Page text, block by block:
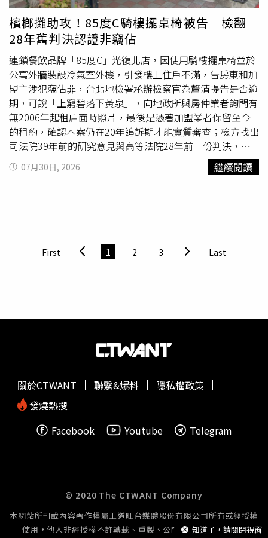
且重訊只揭露決議處分股數，資訊明顯不足，違反申報規
定。去年5月，已卸任泰山董座的詹姓男子因涉嫌炒股、掏
空，遭北檢搜索約談，複訊後800萬元交保；去年9月，智
慧財產法院判決泰山企業出售全家股份的董事會決議無效。
北檢今日偵辦全家股權處分涉及違反證券交易法的部分，指
揮台北市調查處兵分17路搜索，帶回泰山公司詹姓前董事
長、劉姓董事長以及證券開戶人共11名被告，另有4名證
人，預計晚間移送複訊釐清案情。
檳榔攤助攻！85度C騎樓擺桌椅被告 檢翻
28年舊判決認證非竊佔
連鎖餐飲品牌「85度C」光復北店，因使用騎樓擺桌椅並於
公寓外牆裝設冷氣室外機，引發樓上住戶不滿，告房東和加
盟主涉犯竊佔罪，台北地檢署承辦檢察官為釐清提告是否逾
期，可說「上窮碧落下黃泉」，向地政所與房仲業者詢問有
無2006年起租店面時照片，最後是憑著加盟業者保留至今
的租約，確認本案仍在20年追訴期才能實質審查；檢方找出
司法院39年前的研究意見與高等法院28年前一份判決，認
定外牆並非房屋主結構，使用外牆不符合竊佔罪的定義，至
於騎樓桌椅則可隨時搬走，也不構成竊佔，因此偵結不起
房東共同竊佔土地及外牆的所有權。85度C同棟鄰居不滿外
牆加裝冷氣、告加盟主和房東竊佔罪。（圖／翻攝Google
承租店面，當時只加裝冷氣，其餘設施原本就在，他也否認
全面延長追訴時間，竊佔最重可判刑5年，屬於「最重本刑
為三年以上十年未滿有期徒刑之罪」，追訴期從10年拉長為
可證明外牆最後加裝時間早於2006年7月1日，應適用舊法
的10年追訴期，可直接以告訴逾期為由結案。
使用照片，但都因為年代久遠已超過法定保存期限無法提
今年8月1日之後，展開「考古」工作，1987年司法院曾對
於公寓一樓招牌掛在二樓外牆是否犯竊佔罪的兩派學說進行
核示，最終採取「僅屬民事上之侵權行為，不能以刑法上之
竊佔罪論擬」，因此檢方認定外牆只是房屋結構體的一部
07月30日, 2026 繼續閱讀
First 1 2 3 Last
知道了，請關閉視窗
關於CTWANT 聯繫&爆料
隱私權政策
發燒熱搜
Facebook
Youtube Telegram
© 2020 The CTWANT Company
本網站所刊載內容著作權屬王道旺台媒體股份有限公司所有或經授權
使用，他人非經授權不許轉載、重製、公開播送或公開傳輸。